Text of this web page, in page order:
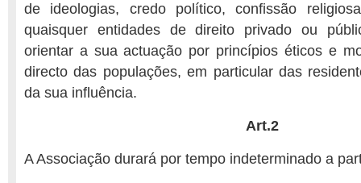
de ideologias, credo político, confissão
quaisquer entidades de direito privado ou
orientar a sua actuação por princípios éticos e
directo das populações, em particular das
da sua influência.
Art.2
A Associação durará por tempo indeterminado a